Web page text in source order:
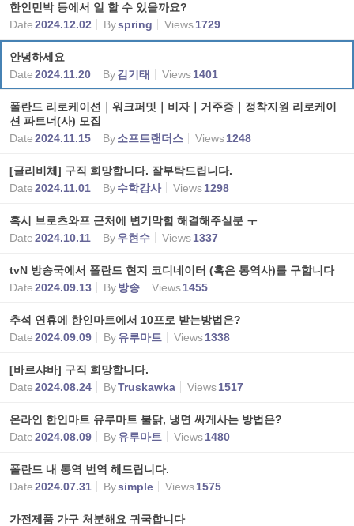
한인민박 등에서 일 할 수 있을까요?
Date2024.12.02 Byspring Views1729
안녕하세요
Date2024.11.20 By김기태 Views1401
폴란드 리로케이션｜워크퍼밋｜비자｜거주증｜정착지원 리로케이
션 파트너(사) 모집
Date2024.11.15 By소프트랜더스 Views1248
[글리비체] 구직 희망합니다. 잘부탁드립니다.
Date2024.11.01 By수학강사 Views1298
혹시 브로츠와프 근처에 변기막힘 해결해주실분 ㅜ
Date2024.10.11 By우현수 Views1337
tvN 방송국에서 폴란드 현지 코디네이터 (혹은 통역사)를 구합니다
Date2024.09.13 By방송 Views1455
추석 연휴에 한인마트에서 10프로 받는방법은?
Date2024.09.09 By유루마트 Views1338
[바르샤바] 구직 희망합니다.
Date2024.08.24 ByTruskawka Views1517
온라인 한인마트 유루마트 불닭, 냉면 싸게사는 방법은?
Date2024.08.09 By유루마트 Views1480
폴란드 내 통역 번역 해드립니다.
Date2024.07.31 Bysimple Views1575
가전제품 가구 처분해요 귀국합니다